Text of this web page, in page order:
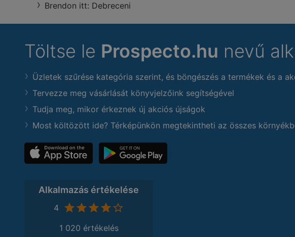
Brendon itt: Debreceni
Töltse le Prospecto.hu nevű
Üzletek szűrése kategória szerint, és böngészés a termékek és a
Tervezze meg vásárlását könyvjelzőink segítségével
Tudja meg, mikor érkeznek új akciós újságok
Most költözött ide? Térképünkön megtekintheti az összes
Alkalmazás értékelése
4
1 020 értékelés